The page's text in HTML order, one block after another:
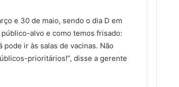
e 30 de maio, sendo o dia D em
alvo e como temos frisado:
ir às salas de vacinas. Não
prioritários!”, disse a gerente